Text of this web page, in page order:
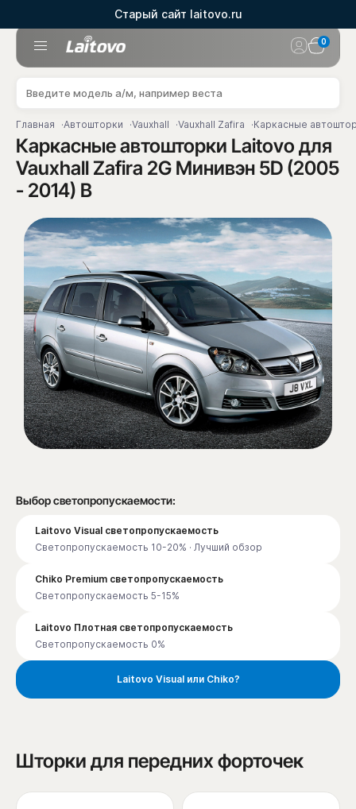
Старый сайт laitovo.ru
0
Главная Автошторки Vauxhall Vauxhall Zafira Каркасные
Каркасные автошторки Laitovo для
Vauxhall Zafira 2G Минивэн 5D (2005
- 2014) B
Выбор светопропускаемости:
Laitovo Visual светопропускаемость
Светопропускаемость 10-20% · Лучший обзор
Chiko Premium светопропускаемость
Светопропускаемость 5-15%
Laitovo Плотная светопропускаемость
Светопропускаемость 0%
Laitovo Visual или Chiko?
Шторки для передних форточек